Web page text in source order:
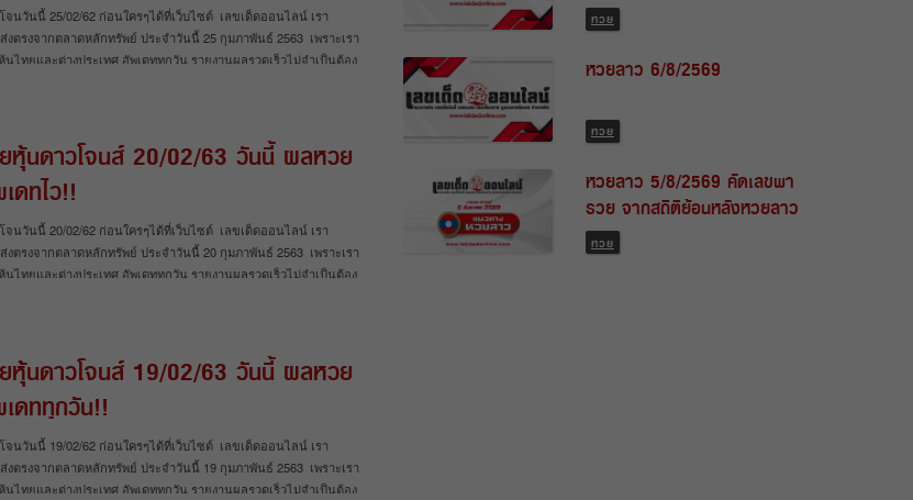
เพื่อใช้เป็นแนวทางในงวดถัดไปละก็ ห้ามพลาด รู้ผลหวยหุ้นไทยและ
ลขเด็ดออนไลน์
จนวันนี้ 25/02/62 ก่อนใครๆได้ที่เว็บไซต์ เลขเด็ดออนไลน์ เรา
งตรงจากตลาดหลักทรัพย์ ประจำวันนี้ 25 กุมภาพันธ์ 2563 เพราะเรา
ไทยและต่างประเทศ อัพเดททุกวัน รายงานผลรวดเร็วไม่จำเป็นต้อง
ลหวยหุ้นดาวโจนส์ 25/02/63 วันนี้ ผลหวยหุ้นล่าสุด นอกจากจะมีการ
นส์ให้ดูกันแล้ว เรายังได้อัพเดทผลหวยมากมายทั้งหวยหุ้นไทยและ
นไทย 25/2/63 ตรวจผลหวยวันนี้ ผลหวยหุ้นจีนเช้า 25/2/63 งวดล่าสุด
63 งวดล่าสุด สรุป เว็บเลขเด็ดออนไลน์ อัพเดตฟรีผลหวยหุ้นทุกวัน
สำหรับใครที่กำลังมองหาเว็บ ตรวจผลหวยหุ้นวันที่ 25/02/63 เราได้
อใช้เป็นแนวทางในงวดถัดไปละก็ ห้ามพลาด รู้ผลหวยหุ้นไทยและต่าง
ด็ดออนไลน์
หุ้นดาวโจนส์ 20/02/63 วันนี้ ผลหวย
ดทไว!!
จนวันนี้ 20/02/62 ก่อนใครๆได้ที่เว็บไซต์ เลขเด็ดออนไลน์ เรา
งตรงจากตลาดหลักทรัพย์ ประจำวันนี้ 20 กุมภาพันธ์ 2563 เพราะเรา
ไทยและต่างประเทศ อัพเดททุกวัน รายงานผลรวดเร็วไม่จำเป็นต้อง
ลหวยหุ้นดาวโจนส์ 20/02/63 วันนี้ ผลหวยหุ้นล่าสุด นอกจากจะมีการ
นส์ให้ดูกันแล้ว เรายังได้อัพเดทผลหวยมากมายทั้งหวยหุ้นไทยและ
นไทย 20/2/63 ตรวจผลหวยวันนี้ ผลหวยหุ้นจีนเช้า 18/2/63 งวดล่าสุด
63 งวดล่าสุด สรุป เว็บเลขเด็ดออนไลน์ อัพเดตฟรีผลหวยหุ้นทุกวัน
สำหรับใครที่กำลังมองหาเว็บ ตรวจผลหวยหุ้นวันที่ 20/02/63 เราได้
อใช้เป็นแนวทางในงวดถัดไปละก็ ห้ามพลาด รู้ผลหวยหุ้นไทยและต่าง
ด็ดออนไลน์
หุ้นดาวโจนส์ 19/02/63 วันนี้ ผลหวย
ดททุกวัน!!
จนวันนี้ 19/02/62 ก่อนใครๆได้ที่เว็บไซต์ เลขเด็ดออนไลน์ เรา
งตรงจากตลาดหลักทรัพย์ ประจำวันนี้ 19 กุมภาพันธ์ 2563 เพราะเรา
ไทยและต่างประเทศ อัพเดททุกวัน รายงานผลรวดเร็วไม่จำเป็นต้อง
หวย
หวยลาว 6/8/2569
หวย
หวยลาว 5/8/2569 คัดเลขพา
รวย จากสถิติย้อนหลังหวยลาว
พัฒนา
หวย